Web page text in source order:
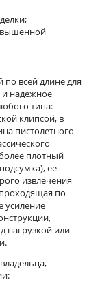
всей длине для
надежное
типа:
клипсой, в
пистолетного
плотный
ее
извлечения
проходящая по
усиление
нагрузкой или